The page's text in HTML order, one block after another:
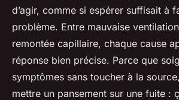
d’agir, comme si espérer suffisait à
problème. Entre mauvaise
remontée capillaire, chaque cause
réponse bien précise. Parce que
symptômes sans toucher à la
mettre un pansement sur une fuite :